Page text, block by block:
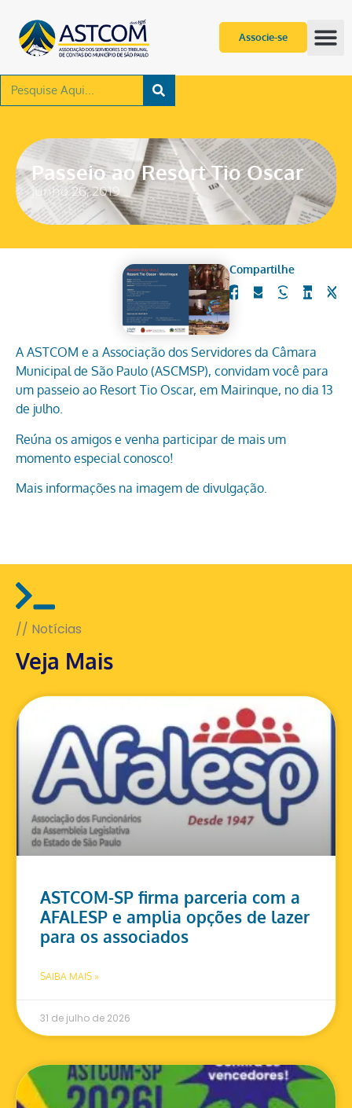
Associe-se
Passeio ao Resort Tio Oscar
junho 26, 2019
Compartilhe
A ASTCOM e a Associação dos Servidores da Câmara
Municipal de São Paulo (ASCMSP), convidam você para
um passeio ao Resort Tio Oscar, em Mairinque, no dia 13
de julho.
Reúna os amigos e venha participar de mais um
momento especial conosco!
Mais informações na imagem de divulgação.
// Notícias
Veja Mais
ASTCOM-SP firma parceria com a
AFALESP e amplia opções de lazer
para os associados
SAIBA MAIS »
31 de julho de 2026